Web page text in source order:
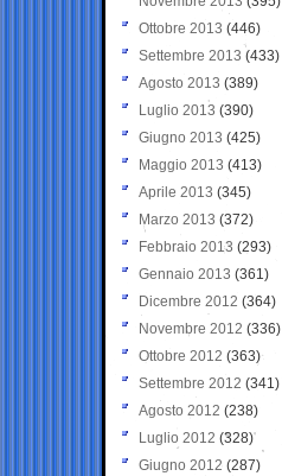
Ottobre 2013 (446)
Settembre 2013 (433)
Agosto 2013 (389)
Luglio 2013 (390)
Giugno 2013 (425)
Maggio 2013 (413)
Aprile 2013 (345)
Marzo 2013 (372)
Febbraio 2013 (293)
Gennaio 2013 (361)
Dicembre 2012 (364)
Novembre 2012 (336)
Ottobre 2012 (363)
Settembre 2012 (341)
Agosto 2012 (238)
Luglio 2012 (328)
Giugno 2012 (287)